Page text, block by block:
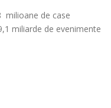
milioane de case
miliarde de evenimente